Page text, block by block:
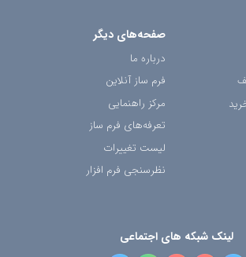
صفحه‌های دیگر
درباره ما
فرم ساز آنلاین
مرکز راهنمایی
تعرفه‌های فرم ساز
لیست تغییرات
نظرسنجی فرم افزار
لینک شبکه های اجتماعی